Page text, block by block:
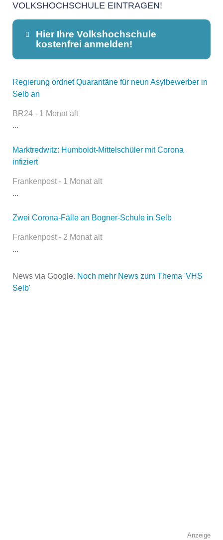
VOLKSHOCHSCHULE EINTRAGEN!
Hier Ihre Volkshochschule
kostenfrei anmelden!
Dieser Teil dient lediglich zur
Name*
Regierung ordnet Quarantäne für neun Asylbewerber in
Selb an
BR24 - 1 Monat alt
...
Marktredwitz: Humboldt-Mittelschüler mit Corona
infiziert
Frankenpost - 1 Monat alt
...
Zwei Corona-Fälle an Bogner-Schule in Selb
Frankenpost - 2 Monat alt
...
News via Google. Noch mehr News zum Thema 'VHS
Selb'
Anzeige